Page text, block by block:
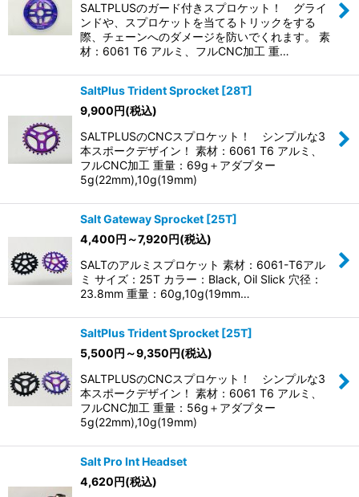
SALTPLUSのガード付きスプロケット！ グライ
ンドや、スプロケットを当てるトリックをする
際、チェーンへのダメージを防いでくれます。 素
材：6061 T6 アルミ、フルCNC加工 重…
SaltPlus Trident Sprocket [28T]
9,900円(税込)
SALTPLUSのCNCスプロケット！ シンプルな3
本スポークデザイン！ 素材：6061 T6 アルミ、
フルCNC加工 重量：69g＋アダプター
5g(22mm),10g(19mm)
Salt Gateway Sprocket [25T]
4,400円 ～7,920円(税込)
SALTのアルミスプロケット 素材：6061-T6アル
ミ サイズ：25T カラー：Black, Oil Slick 穴径：
23.8mm 重量：60g,10g(19mm…
SaltPlus Trident Sprocket [25T]
5,500円 ～9,350円(税込)
SALTPLUSのCNCスプロケット！ シンプルな3
本スポークデザイン！ 素材：6061 T6 アルミ、
フルCNC加工 重量：56g＋アダプター
5g(22mm),10g(19mm)
Salt Pro Int Headset
4,620円(税込)